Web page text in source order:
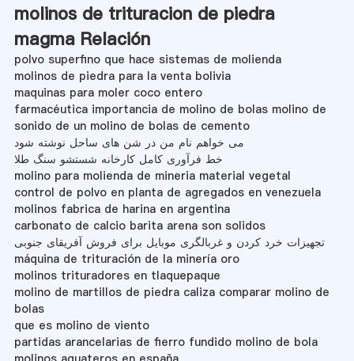
molinos de trituracion de piedra
magma Relación
polvo superfino que hace sistemas de molienda
molinos de piedra para la venta bolivia
maquinas para moler coco entero
farmacéutica importancia de molino de bolas molino de
sonido de un molino de bolas de cemento
می خواهم نام من در شن های ساحل نوشته شود
خط فرآوری کامل کارخانه شستشو سنگ طلا
molino para molienda de mineria material vegetal
control de polvo en planta de agregados en venezuela
molinos fabrica de harina en argentina
carbonato de calcio barita arena son solidos
تجهیزات خرد کردن و غربالگری موبایل برای فروش آفریقای جنوبی
máquina de trituración de la minería oro
molinos trituradores en tlaquepaque
molino de martillos de piedra caliza comparar molino de
bolas
que es molino de viento
partidas arancelarias de fierro fundido molino de bola